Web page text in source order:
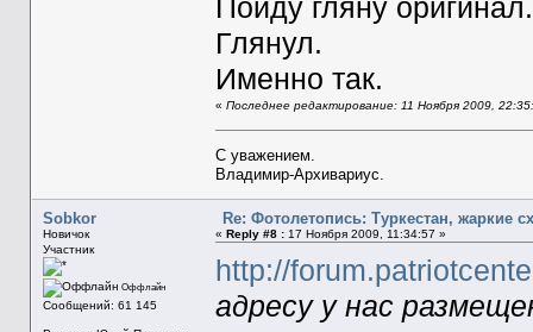
Пойду гляну оригинал.
Глянул.
Именно так.
« Последнее редактирование: 11 Ноября 2009,
С уважением.
Владимир-Архивариус.
Sobkor
Новичок
Участник
Оффлайн
Сообщений: 61 145
Re: Фотолетопись: Туркестан, жаркие
« Reply #8 :17 Ноября 2009, 11:34:57 »
http://
адресу у нас